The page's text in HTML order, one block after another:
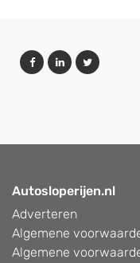
Autosloperijen.nl
Adverteren
Algemene
Algemene